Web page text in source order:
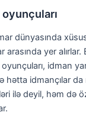
dünyasında
arasında yer alırlar.
idman
hətta idmançılar
ilə deyil, həm də